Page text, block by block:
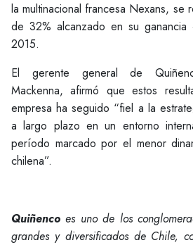
la multinacional francesa Nexans, se
de 32% alcanzado en su ganancia
2015.
El gerente general de
Mackenna, afirmó que estos
empresa ha seguido “fiel a la
a largo plazo en un entorno
período marcado por el menor
chilena”.
Quiñenco es uno de los
grandes y diversificados de Chile,